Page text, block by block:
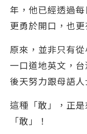
年，他已經透過
更勇於開口，也更
原來，並非只有
一口道地英文，
後天努力跟母語人
這種「敢」，正
「敢」！